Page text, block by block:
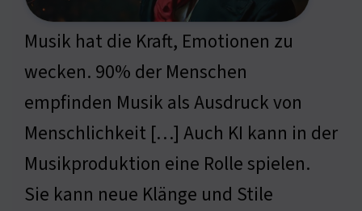
Musik hat die Kraft, Emotionen zu
wecken. 90% der Menschen
empfinden Musik als Ausdruck von
Menschlichkeit […] Auch KI kann in der
Musikproduktion eine Rolle spielen.
Sie kann neue Klänge und Stile